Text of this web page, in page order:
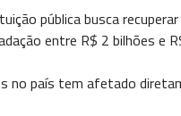
pública busca
entre R$ 2 bilhões e
no país tem afetado